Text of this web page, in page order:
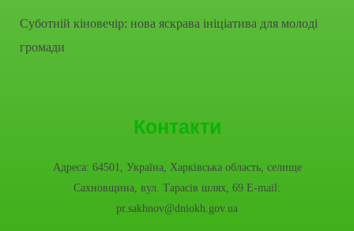
Суботній кіновечір: нова яскрава ініціатива для молоді
громади
Контакти
Адреса: 64501, Україна, Харківська область, селище
Сахновщина, вул. Тарасів шлях, 69 E-mail:
pr.sakhnov@dniokh.gov.ua